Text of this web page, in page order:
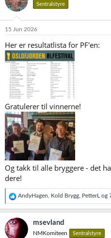
j
o
e
Sentralstyre
15 Jun 2026
Her er resultatlista for PF'en:
Gratulerer til vinnerne!
Og takk til alle bryggere - det
dere!
R
e
a
k
s
j
AndyHagen Kold Brygg PetterL og
msevland
NMKomiteen Sentralstyre